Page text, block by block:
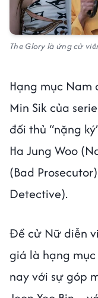
The Glory là ứng cử
Hạng mục Nam
Min Sik của
đối thủ “nặng
Ha Jung Woo
(Bad
Detective).
Đề cử Nữ diễn
giá là hạng
nay với sự góp